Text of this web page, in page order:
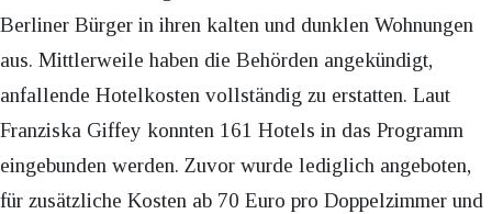
Berliner Bürger in ihren kalten und dunklen Wohnungen
aus. Mittlerweile haben die Behörden angekündigt,
anfallende Hotelkosten vollständig zu erstatten. Laut
Franziska Giffey konnten 161 Hotels in das Programm
eingebunden werden. Zuvor wurde lediglich angeboten,
für zusätzliche Kosten ab 70 Euro pro Doppelzimmer und